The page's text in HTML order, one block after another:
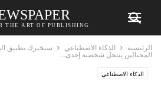
THE ART OF PUBLISHING
الرئيسية الذكاء الاصطناعي
المحتالين ينتحل شخصية إحدى...
الذكاء الاصطناعي